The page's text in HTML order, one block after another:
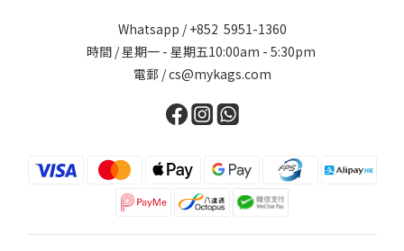
Whatsapp / +852 5951-1360
時間 / 星期一 - 星期五10:00am - 5:30pm
電郵 / cs@mykags.com